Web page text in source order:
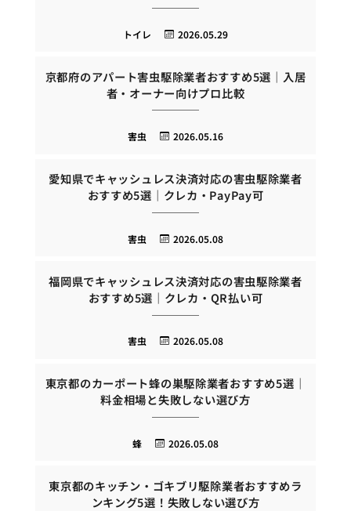
2026.05.29
トイレ
京都府のアパート害虫駆除業者おすすめ5選｜入居
者・オーナー向けプロ比較
2026.05.16
害虫
愛知県でキャッシュレス決済対応の害虫駆除業者
おすすめ5選｜クレカ・PayPay可
2026.05.08
害虫
福岡県でキャッシュレス決済対応の害虫駆除業者
おすすめ5選｜クレカ・QR払い可
2026.05.08
害虫
東京都のカーポート蜂の巣駆除業者おすすめ5選｜
料金相場と失敗しない選び方
2026.05.08
蜂
東京都のキッチン・ゴキブリ駆除業者おすすめラ
ンキング5選！失敗しない選び方